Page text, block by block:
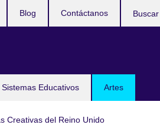
Sistemas Educativos Artes
Blog Contáctanos
Creativas del Reino Unido